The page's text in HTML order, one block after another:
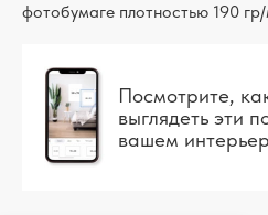
фотобумаге плотностью 190
Посмотрите,
выглядеть эти
вашем